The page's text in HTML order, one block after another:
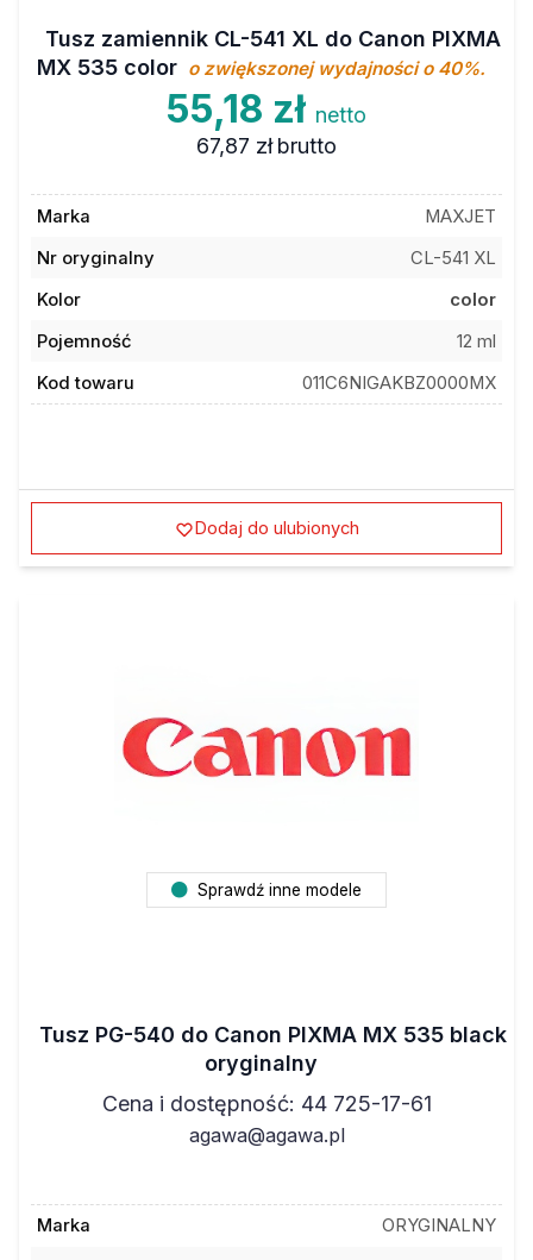
Tusz zamiennik CL-541 XL do Canon PIXMA
MX 535 color o zwiększonej wydajności o 40%.
55,18 zł netto
67,87 zł brutto
Marka
MAXJET
Nr oryginalny
CL-541 XL
Kolor
color
Pojemność
12 ml
Kod towaru
011C6NIGAKBZ0000MX
Dodaj do ulubionych
Sprawdź inne modele
Tusz PG-540 do Canon PIXMA MX 535 black
oryginalny
Cena i dostępność: 44 725-17-61
agawa@agawa.pl
Marka
ORYGINALNY